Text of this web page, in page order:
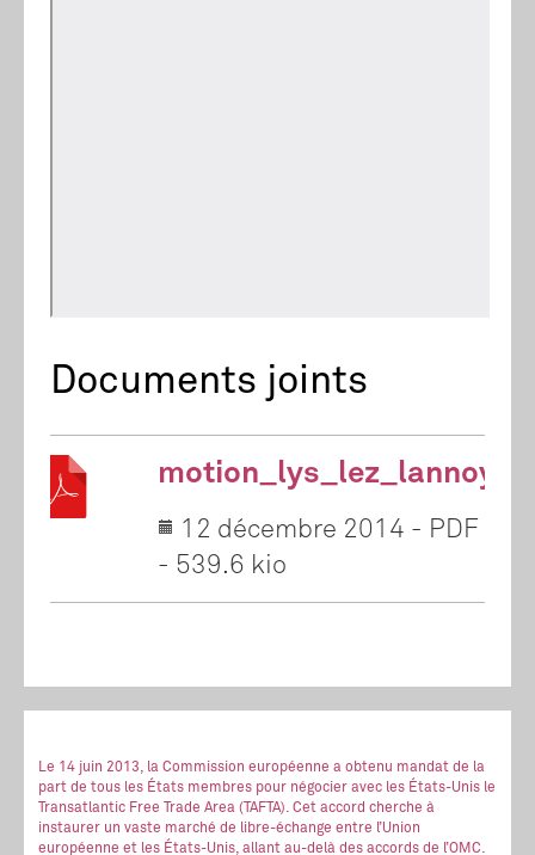
Documents joints
12 décembre 2014 - PDF
- 539.6 kio
Le 14 juin 2013, la Commission européenne a obtenu mandat de la
part de tous les États membres pour négocier avec les États-Unis le
Transatlantic Free Trade Area (TAFTA). Cet accord cherche à
instaurer un vaste marché de libre-échange entre l’Union
européenne et les États-Unis, allant au-delà des accords de l’OMC.